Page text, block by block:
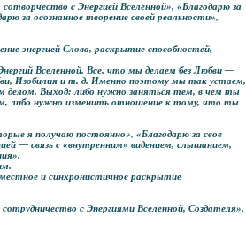
с Энергией Вселенной», «Благодарю за
за осознанное творение своей реальности»,
энергией Слова, раскрытие способностей,
Вселенной. Все, что мы делаем без Любви —
Изобилия и т. д. Именно поэтому мы так устаем,
Выход: либо нужно заняться тем, в чем ты
либо нужно изменить отношение к тому, что ты
я получаю постоянно», «Благодарю за свое
— связь с «внутренним» видением, слышанием,
и синхронистичное раскрытие
с Энергиями Вселенной, Создателя»,